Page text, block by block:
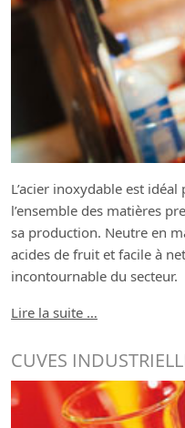
L’acier inoxydable est
l’ensemble des matières
sa production. Neutre en
acides de fruit et facile à
incontournable du secteur.
Lire la suite …
CUVES